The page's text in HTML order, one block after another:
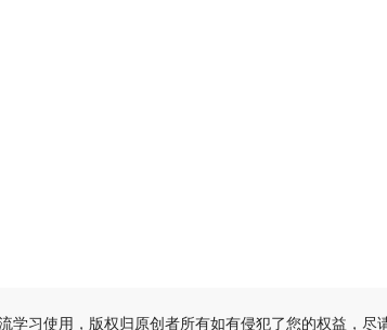
习使用，版权归原创者所有如有侵犯了您的权益，尽